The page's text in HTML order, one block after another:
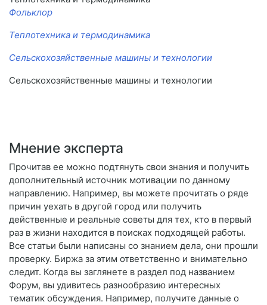
Фольклор
Теплотехника и термодинамика
Сельскохозяйственные машины и технологии
Сельскохозяйственные машины и технологии
Мнение эксперта
Прочитав ее можно подтянуть свои знания и получить
дополнительный источник мотивации по данному
направлению. Например, вы можете прочитать о ряде
причин уехать в другой город или получить
действенные и реальные советы для тех, кто в первый
раз в жизни находится в поисках подходящей работы.
Все статьи были написаны со знанием дела, они прошли
проверку. Биржа за этим ответственно и внимательно
следит. Когда вы заглянете в раздел под названием
Форум, вы удивитесь разнообразию интересных
тематик обсуждения. Например, получите данные о